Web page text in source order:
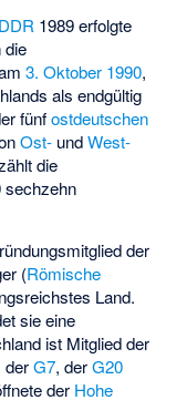
1989 erfolgte
die
3. Oktober 1990,
als endgültig
fünfostdeutschen
Ost- undWest-
die
sechzehn
der
(Römische
Land.
sie eine
ist Mitglied der
derG7, derG20
der Hohe